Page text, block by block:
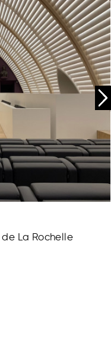
La Rochelle